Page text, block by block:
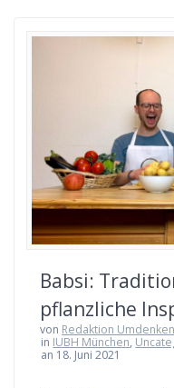
Babsi:
pflanzliche
von Redaktion
in IUBH München,
an 18. Juni 2021